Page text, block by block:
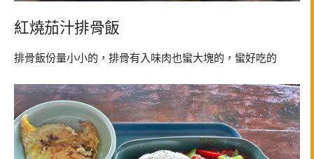
紅燒茄汁排骨飯
排骨飯份量小小的，排骨有入味肉也蠻大塊的，蠻好吃的